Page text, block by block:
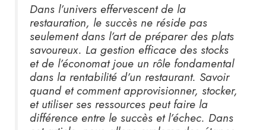
Dans l’univers effervescent de la
restauration, le succès ne réside pas
seulement dans l’art de préparer des plats
savoureux. La gestion efficace des stocks
et de l’économat joue un rôle fondamental
dans la rentabilité d’un restaurant. Savoir
quand et comment approvisionner, stocker,
et utiliser ses ressources peut faire la
différence entre le succès et l’échec. Dans